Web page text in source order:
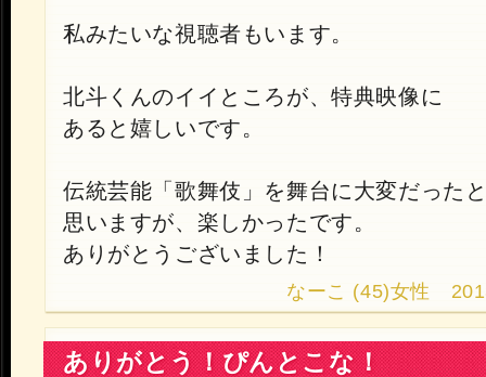
私みたいな視聴者もいます。
北斗くんのイイところが、特典映像に
あると嬉しいです。
伝統芸能「歌舞伎」を舞台に大変だった
思いますが、楽しかったです。
ありがとうございました！
なーこ (45)女性
ありがとう！ぴんとこな！